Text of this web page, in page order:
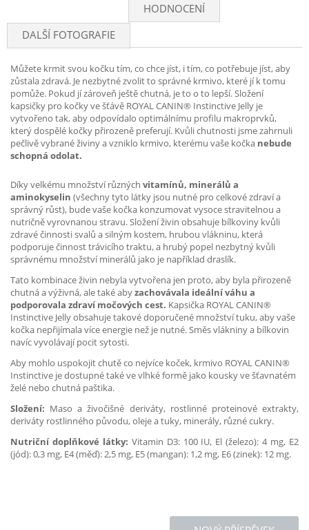
HODNOCENÍ
DALŠÍ FOTOGRAFIE
Můžete krmit svou kočku tím, co chce jíst, i tím, co potřebuje jíst, aby
zůstala zdravá. Je nezbytné zvolit to správné krmivo, které jí k tomu
pomůže. Pokud jí zároveň ještě chutná, je to o to lepší. Složení
kapsičky pro kočky ve šťávě ROYAL CANIN® Instinctive Jelly je
vytvořeno tak, aby odpovídalo optimálnímu profilu makroprvků,
který dospělé kočky přirozeně preferují. Kvůli chutnosti jsme zahrnuli
pečlivě vybrané živiny a vzniklo krmivo, kterému vaše kočka nebude
schopná odolat.
Díky velkému množství různých vitamínů, minerálů a
aminokyselin (všechny tyto látky jsou nutné pro celkové zdraví a
správný růst), bude vaše kočka konzumovat vysoce stravitelnou a
nutričně vyrovnanou stravu. Složení živin obsahuje bílkoviny kvůli
zdravé činnosti svalů a silným kostem, hrubou vlákninu, která
podporuje činnost trávicího traktu, a hrubý popel nezbytný kvůli
správnému množství minerálů jako je například draslík.
Tato kombinace živin nebyla vytvořena jen proto, aby byla přirozeně
chutná a výživná, ale také abyzachovávala ideální váhu a
podporovala zdraví močových cest. Kapsička ROYAL CANIN®
Instinctive Jelly obsahuje takové doporučené množství tuku, aby vaše
kočka nepřijímala více energie než je nutné. Směs vlákniny a bílkovin
navíc vyvolávají pocit sytosti.
Aby mohlo uspokojit chutě co nejvíce koček, krmivo ROYAL CANIN®
Instinctive je dostupné také ve vlhké formě jako kousky ve šťavnatém
želé nebo chutná paštika.
Složení: Maso a živočišné deriváty, rostlinné proteinové extrakty,
deriváty rostlinného původu, oleje a tuky, minerály, různé cukry.
Nutriční doplňkové látky: Vitamin D3: 100 IU, El (železo): 4 mg, E2
(jód): 0,3 mg, E4 (měď): 2,5 mg, E5 (mangan): 1,2 mg, E6 (zinek): 12 mg.